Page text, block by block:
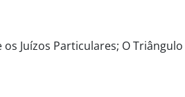
Juízos Particulares; O